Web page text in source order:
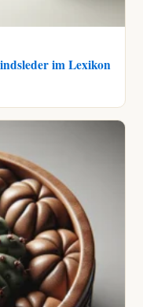
im Lexikon